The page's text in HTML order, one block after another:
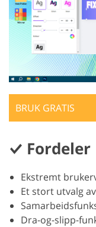
BRUK GRATIS
Fordeler
Ekstremt
Et stort utvalg
Dra-og-slipp-